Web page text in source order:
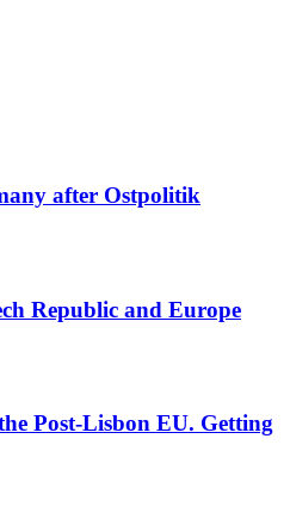
after Ostpolitik
Republic and Europe
Post-Lisbon EU. Getting